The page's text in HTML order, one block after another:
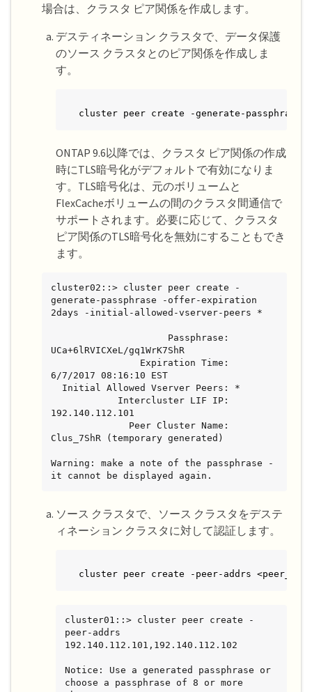
場合は、クラスタ ピア関係を作成します。
デスティネーション クラスタで、データ保護
のソース クラスタとのピア関係を作成しま
す。
cluster peer create -generate-passphrase -
ONTAP 9.6以降では、クラスタ ピア関係の作成
時にTLS暗号化がデフォルトで有効になりま
す。TLS暗号化は、元のボリュームと
FlexCacheボリュームの間のクラスタ間通信で
サポートされます。必要に応じて、クラスタ
ピア関係のTLS暗号化を無効にすることもでき
ます。
cluster02::> cluster peer create -
generate-passphrase -offer-expiration
2days -initial-allowed-vserver-peers *
UCa+6lRVICXeL/gq1WrK7ShR
6/7/2017 08:16:10 EST
192.140.112.101
Clus_7ShR (temporary generated)
Warning: make a note of the passphrase -
it cannot be displayed again.
ソース クラスタで、ソース クラスタをデステ
ィネーション クラスタに対して認証します。
cluster peer create -peer-addrs
cluster01::> cluster peer create -
peer-addrs
192.140.112.101,192.140.112.102
Notice: Use a generated passphrase or
choose a passphrase of 8 or more